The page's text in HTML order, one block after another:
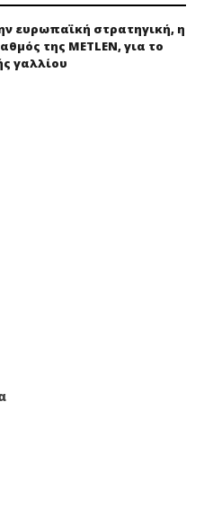
ευρωπαϊκή στρατηγική, η
της METLEN, για το
γαλλίου